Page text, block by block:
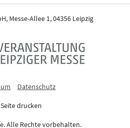
Messe-Allee 1, 04356 Leipzig
Datenschutz
Seite drucken
Alle Rechte vorbehalten.